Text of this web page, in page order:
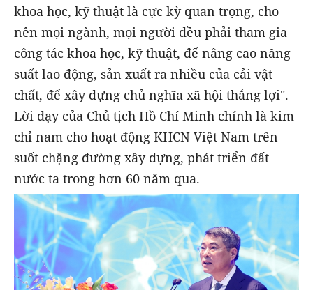
khoa học, kỹ thuật là cực kỳ quan trọng, cho
nên mọi ngành, mọi người đều phải tham gia
công tác khoa học, kỹ thuật, để nâng cao năng
suất lao động, sản xuất ra nhiều của cải vật
chất, để xây dựng chủ nghĩa xã hội thắng lợi".
Lời dạy của Chủ tịch Hồ Chí Minh chính là kim
chỉ nam cho hoạt động KHCN Việt Nam trên
suốt chặng đường xây dựng, phát triển đất
nước ta trong hơn 60 năm qua.